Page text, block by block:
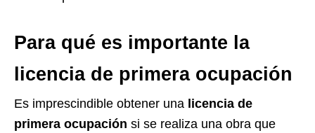
Para qué es importante la
licencia de primera ocupación
Es imprescindible obtener una licencia de
primera ocupación si se realiza una obra que